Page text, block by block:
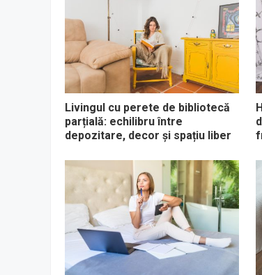
Livingul cu perete de bibliotecă
parțială: echilibru între
depozitare, decor și spațiu liber